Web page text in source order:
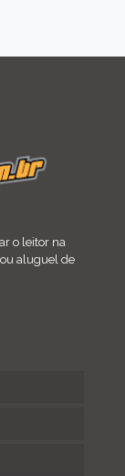
o leitor na
aluguel de